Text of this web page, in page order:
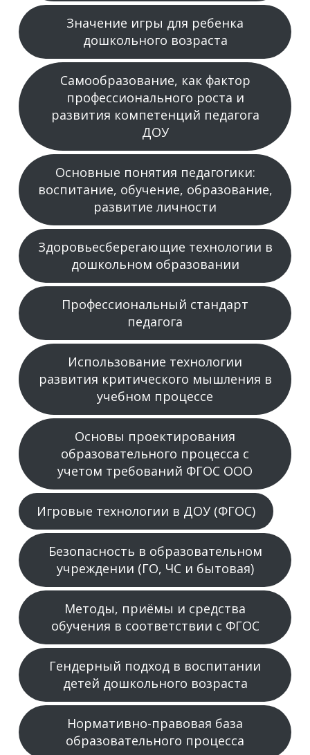
Значение игры для ребенка
дошкольного возраста
Самообразование, как фактор
профессионального роста и
развития компетенций педагога
ДОУ
Основные понятия педагогики:
воспитание, обучение, образование,
развитие личности
Здоровьесберегающие технологии в
дошкольном образовании
Профессиональный стандарт
педагога
Использование технологии
развития критического мышления в
учебном процессе
Основы проектирования
образовательного процесса с
учетом требований ФГОС ООО
Игровые технологии в ДОУ (ФГОС)
Безопасность в образовательном
учреждении (ГО, ЧС и бытовая)
Методы, приёмы и средства
обучения в соответствии с ФГОС
Гендерный подход в воспитании
детей дошкольного возраста
Нормативно-правовая база
образовательного процесса